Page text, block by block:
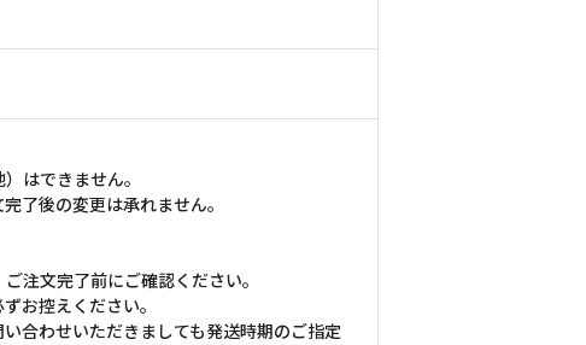
はできません。
了後の変更は承れません。
注文完了前にご確認ください。
お控えください。
合わせいただきましても発送時期のご指定